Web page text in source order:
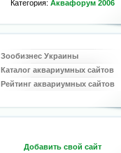
Категория: Аквафорум 2006
Зообизнес Украины
Каталог аквариумных сайтов
Рейтинг аквариумных сайтов
Добавить свой сайт